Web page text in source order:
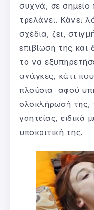
συχνά, σε σημείο
τρελάνει. Κάνει
σχέδια, ζει,
επιβίωσή της και
το να
ανάγκες, κάτι
πλούσια, αφού
ολοκλήρωσή της,
γοητείας, ειδικά
υποκριτική της.